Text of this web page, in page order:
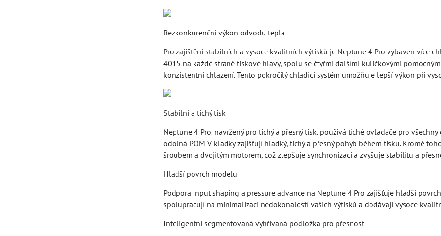
Bezkonkurenční výkon odvodu tepla
Pro zajištění stabilních a vysoce kvalitních výtisků je Neptune 4 Pro vybaven více
4015 na každé straně tiskové hlavy, spolu se čtyřmi dalšími kuličkovými
konzistentní chlazení. Tento pokročilý chladicí systém umožňuje lepší výkon při
Stabilní a tichý tisk
Neptune 4 Pro, navržený pro tichý a přesný tisk, používá tiché ovladače pro
odolná POM V-kladky zajišťují hladký, tichý a přesný pohyb během tisku. Kromě
šroubem a dvojitým motorem, což zlepšuje synchronizaci a zvyšuje stabilitu a
Hladší povrch modelu
Podpora input shaping a pressure advance na Neptune 4 Pro zajišťuje hladší
spolupracují na minimalizaci nedokonalostí vašich výtisků a dodávají vysoce
Inteligentní segmentovaná vyhřívaná podložka pro přesnost